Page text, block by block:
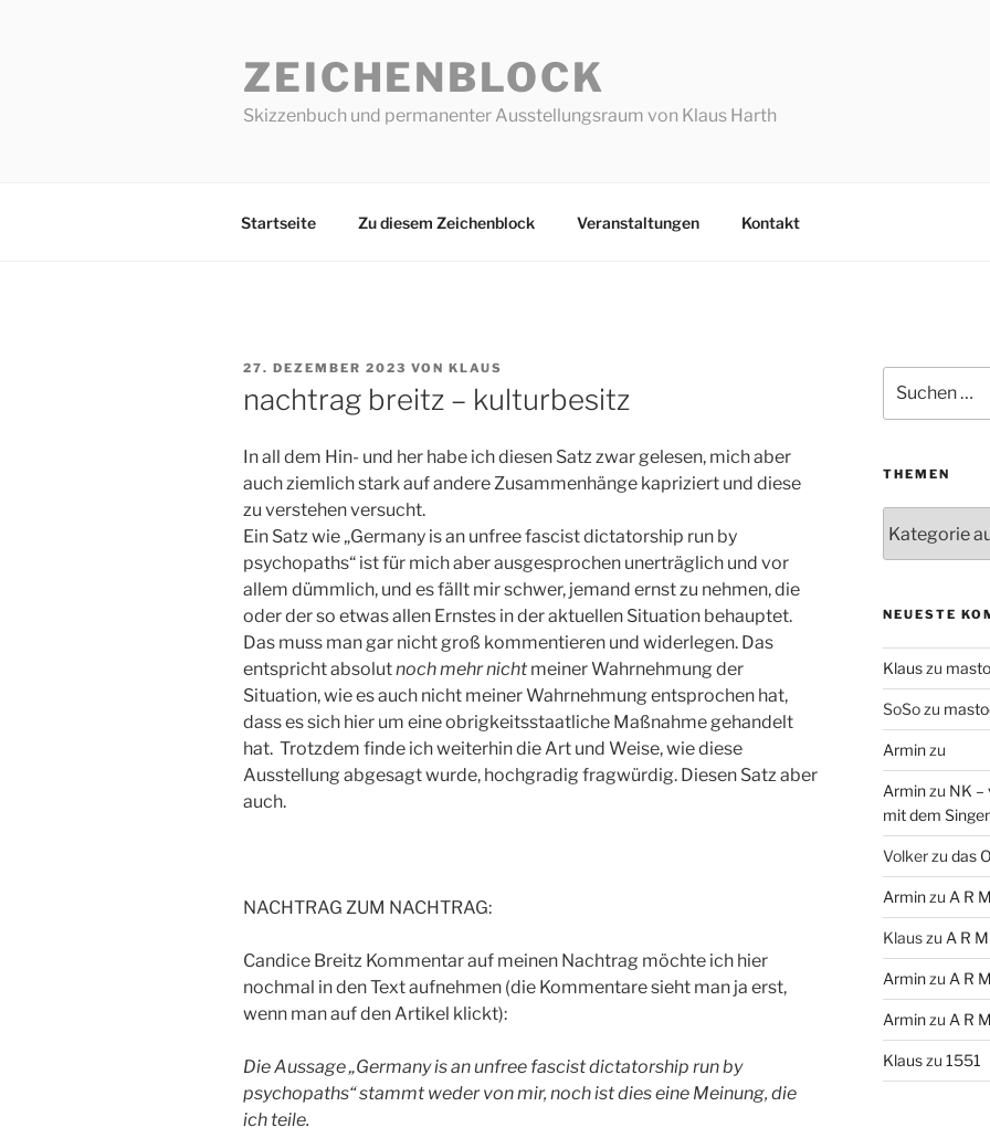
ZEICHENBLOCK
Skizzenbuch und permanenter Ausstellungsraum von Klaus Harth
Startseite Zu diesem Zeichenblock Veranstaltungen Kontakt
VERÖFFENTLICHT
27. DEZEMBER 2023 VON KLAUS
nachtrag breitz – kulturbesitz
In all dem Hin- und her habe ich diesen Satz zwar gelesen, mich aber
auch ziemlich stark auf andere Zusammenhänge kapriziert und diese
zu verstehen versucht.
Ein Satz wie „Germany is an unfree fascist dictatorship run by
psychopaths“ ist für mich aber ausgesprochen unerträglich und vor
allem dümmlich, und es fällt mir schwer, jemand ernst zu nehmen, die
oder der so etwas allen Ernstes in der aktuellen Situation behauptet.
Das muss man gar nicht groß kommentieren und widerlegen. Das
entspricht absolutnoch mehr nicht meiner Wahrnehmung der
Situation, wie es auch nicht meiner Wahrnehmung entsprochen hat,
dass es sich hier um eine obrigkeitsstaatliche Maßnahme gehandelt
hat. Trotzdem finde ich weiterhin die Art und Weise, wie diese
Ausstellung abgesagt wurde, hochgradig fragwürdig. Diesen Satz aber
auch.
NACHTRAG ZUM NACHTRAG:
Candice Breitz Kommentar auf meinen Nachtrag möchte ich hier
nochmal in den Text aufnehmen (die Kommentare sieht man ja erst,
wenn man auf den Artikel klickt):
Die Aussage „Germany is an unfree fascist dictatorship run by
psychopaths“ stammt weder von mir, noch ist dies eine Meinung, die
ich teile.
nach:
THEMEN
NEUESTE
Klauszu
SoSozu
Arminzu
Arminzu NK –
mit dem
Volkerzu das
Arminzu A R
Klauszu A R
Arminzu A R
Arminzu A R
Klauszu 1551